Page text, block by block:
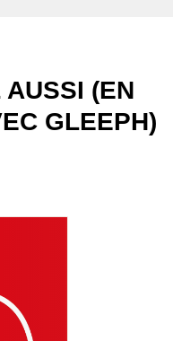
(EN
GLEEPH)